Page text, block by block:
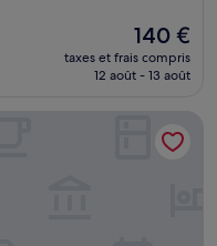
Le
nouveau
prix
de
140 €
140 €
taxes et frais compris
12 août - 13 août